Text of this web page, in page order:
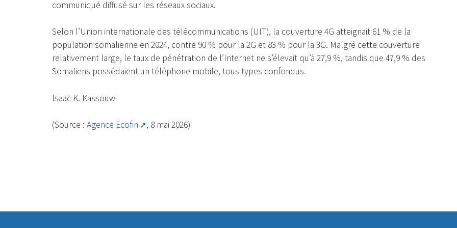
communiqué diffusé sur les réseaux sociaux.
Selon l’Union internationale des télécommunications (UIT), la couverture 4G atteignait 61 % de la
population somalienne en 2024, contre 90 % pour la 2G et 83 % pour la 3G. Malgré cette couverture
relativement large, le taux de pénétration de l’Internet ne s’élevait qu’à 27,9 %, tandis que 47,9 % des
Somaliens possédaient un téléphone mobile, tous types confondus.
Isaac K. Kassouwi
(Source : Agence Ecofin , 8 mai 2026)